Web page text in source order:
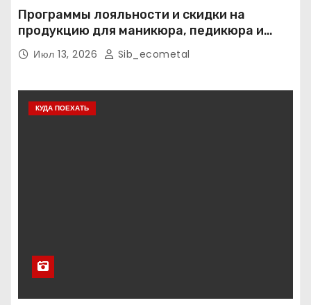
Программы лояльности и скидки на
продукцию для маникюра, педикюра и
наращивания ресниц
Июл 13, 2026 Sib_ecometal
КУДА ПОЕХАТЬ